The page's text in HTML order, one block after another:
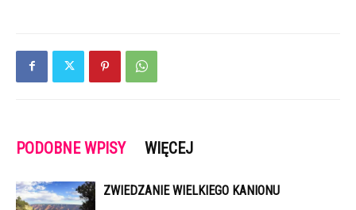
PODOBNE WPISY WIĘCEJ
ZWIEDZANIE WIELKIEGO KANIONU